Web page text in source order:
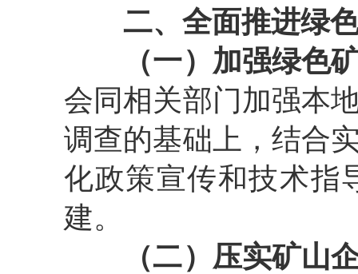
二、全面推进绿
（一）加强绿色
会同相关部门加强本
调查的基础上，结合
化政策宣传和技术指
建。
（二）压实矿山